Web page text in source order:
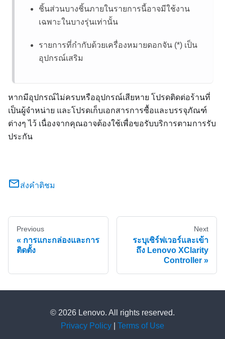
ชิ้นส่วนบางชิ้นภายในรายการนี้อาจมีใช้งาน
เฉพาะในบางรุ่นเท่านั้น
รายการที่กำกับด้วยเครื่องหมายดอกจัน (*) เป็น
อุปกรณ์เสริม
หากมีอุปกรณ์ไม่ครบหรืออุปกรณ์เสียหาย โปรดติดต่อร้านที่
เป็นผู้จำหน่าย และโปรดเก็บเอกสารการซื้อและบรรจุภัณฑ์
ต่างๆ ไว้ เนื่องจากคุณอาจต้องใช้เพื่อขอรับบริการตามการรับ
ประกัน
ส่งคำติชม
Previous
การแกะกล่องและการ
ติดตั้ง
Next
ระบุเซิร์ฟเวอร์และเข้า
ถึง Lenovo XClarity
Controller
© 2026 Lenovo. All rights reserved.
Privacy Policy
Terms of Use